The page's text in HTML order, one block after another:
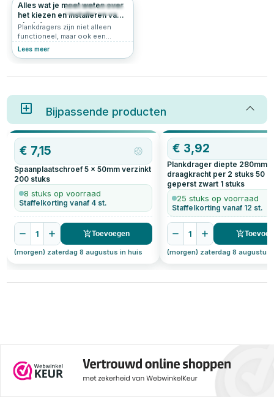
2011 5.0
Alles wat je moet weten over
het kiezen en installeren van
plankdragers
Plankdragers zijn niet alleen
functioneel, maar ook een
stijlvolle toevoeging aan je
hoeveel plankdragers je nodig
hebt, hoe diep ze moeten zijn,
het beste kunt gebruiken, en
meer. Ontdek handige tips voor
het kiezen en installeren van
plankdragers, inclusief zwarte
plankdragers en hun
gewichtscapaciteit.
Lees meer
Bijpassende producten
OP=OP
€ 7,15
Spaanplaatschroef 5 x 50mm verzinkt
200 stuks
8 stuks op voorraad
Staffelkorting vanaf 4 st.
1 Toevoegen
(morgen) zaterdag 8 augustus in huis
€ 3,92
Plankdrager diepte 280mm
draagkracht per 2 stuks 50
geperst zwart 1 stuks
25 stuks op voorraad
Staffelkorting vanaf 12 st.
1
(morgen) zaterdag 8 augustus